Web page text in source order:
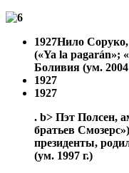
1927Нило Соруко,
(«Ya la pagarán»;
Боливия (ум. 2004
1927
1927
. b> Пэт Полсен,
братьев
президенты,
(ум. 1997 г.)